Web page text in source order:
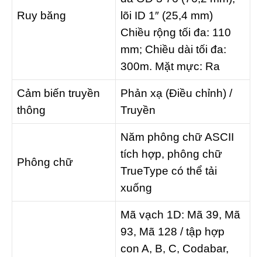
Ruy băng
lõi ID 1″ (25,4 mm)
Chiều rộng tối đa: 110
mm; Chiều dài tối đa:
300m. Mặt mực: Ra
Cảm biến truyền
thông
Phản xạ (Điều chỉnh) /
Truyền
Phông chữ
Năm phông chữ ASCII
tích hợp, phông chữ
TrueType có thể tải
xuống
Mã vạch 1D: Mã 39, Mã
93, Mã 128 / tập hợp
con A, B, C, Codabar,